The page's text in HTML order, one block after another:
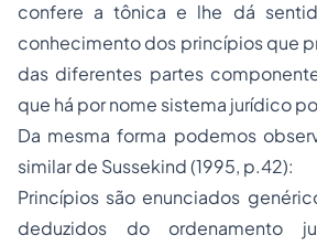
confere a tônica e lhe dá
conhecimento dos princípios que
das diferentes partes
que há por nome sistema jurídico
Da mesma forma podemos
similar de Sussekind (1995, p.42):
Princípios são enunciados
deduzidos do ordenamento